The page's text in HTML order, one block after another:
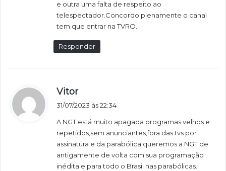
e
:
e outra uma falta de respeito ao
telespectador.Concordo plenamente o canal
tem que entrar na TVRO.
Responder
Vitord
s
e
:
31/07/2023 às 22:34
A NGT está muito apagada programas velhos e
repetidos,sem anunciantes,fora das tvs por
assinatura e da parabólica queremos a NGT de
antigamente de volta com sua programação
inédita e para todo o Brasil nas parabólicas.